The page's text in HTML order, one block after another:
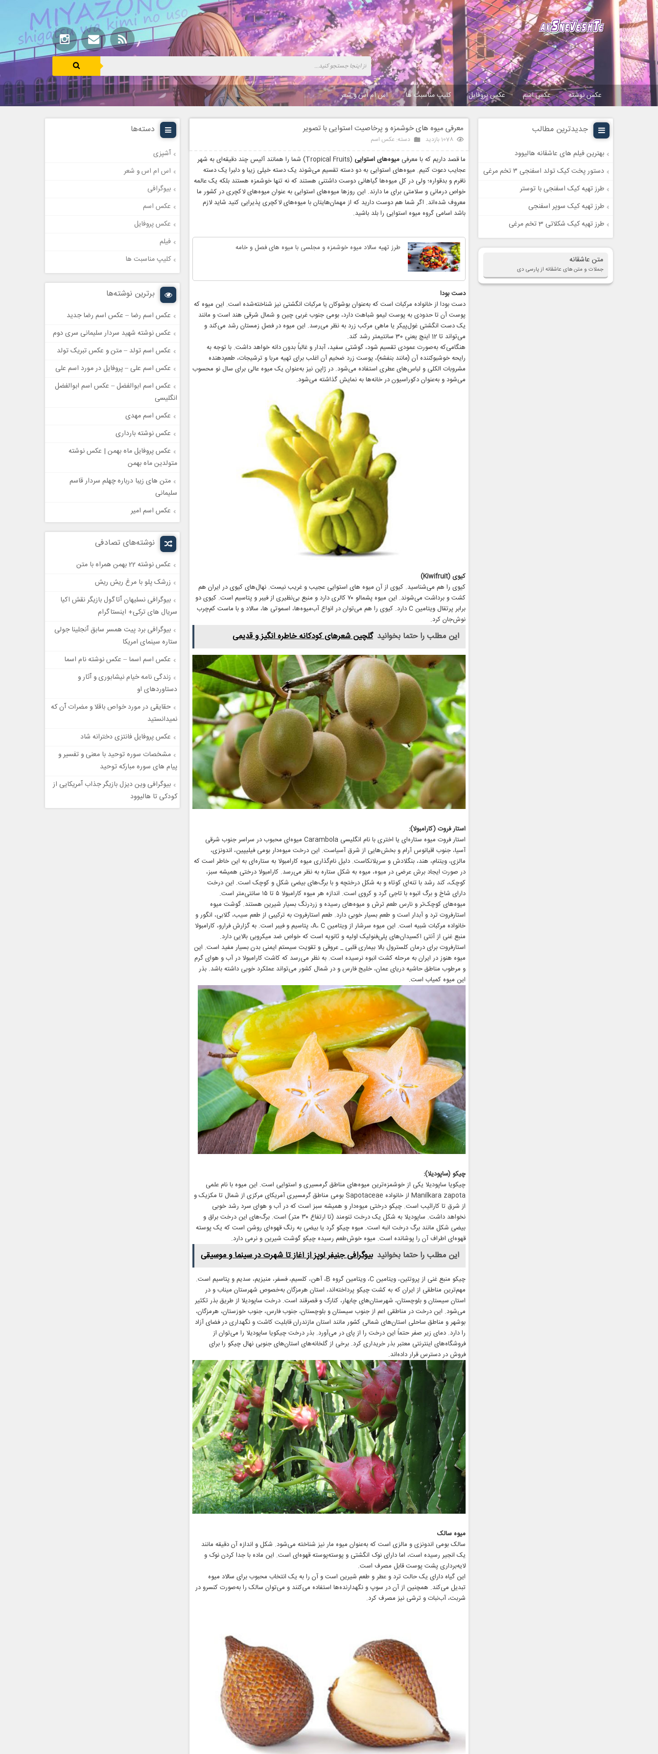
عکس نوشته عکس اسم عکس پروفایل کلیپ مناسبت ها اس ام اس و شعر
جدیدترین مطالب
بهترین فیلم های عاشقانه هالیوود
دستور پخت کیک تولد اسفنجی ۳ تخم مرغی
طرز تهیه کیک اسفنجی با توستر
طرز تهیه کیک سوپر اسفنجی
طرز تهیه کیک شکلاتی 3 تخم مرغی
متن عاشقانه
جملات و متن های عاشقانه از پارسی دی
معرفی میوه های خوشمزه و پرخاصیت استوایی با تصویر
1078 بازدید دسته: عکس اسم
ما قصد داریم که با معرفی میوه‌های استوایی
(Tropical Fruits) شما را همانند آلیس چند دقیقه‌ای به شهر
عجایب دعوت کنیم. میوه‌های استوایی به دو دسته تقسیم می‌شوند یک دسته خیلی زیبا و دلبرا یک دسته
نافرم و بدقواره؛ ولی در کل میوه‌ها گیاهانی دوست داشتنی هستند که نه تنها خوشمزه هستند بلکه یک عالمه
خواص درمانی و سلامتی برای ما دارند. این روزها میوه‌های استوایی به عنوان میوه‌های لاکچری در کشور ما
معروف شده‌اند. اگر شما هم دوست دارید که از مهمان‌هایتان با میوه‌های لاکچری پذیرایی کنید شاید لازم
باشد اسامی گروه میوه استوایی را بلد باشید.
طرز تهیه سالاد میوه خوشمزه و مجلسی با میوه های فصل و خامه
دست بودا
دست بودا از خانواده مرکبات است که به‌عنوان بوشوکان یا مرکبات انگشتی نیز شناخته‌شده است. این میوه که
پوست آن تا حدودی به پوست لیمو شباهت دارد، بومی جنوب غربی چین و شمال شرقی هند است و مانند
یک دست انگشتی غول‌پیکر یا ماهی مرکب زرد به نظر می‌رسد. این میوه در فصل زمستان رشد می‌کند و
می‌تواند تا 12 اینچ یعنی 30 سانتیمتر رشد کند.
هنگامی‌که به‌صورت عمودی تقسیم شود، گوشتی سفید، آبدار و غالباً بدون دانه خواهد داشت. با توجه به
رایحه خوشبوکننده آن (مانند بنفشه)، پوست زرد ضخیم آن اغلب برای تهیه مربا و ترشیجات، طعم‌دهنده
مشروبات الکلی و لباس‌های عطری استفاده می‌شود. در ژاپن نیز به‌عنوان یک میوه عالی برای سال نو محسوب
می‌شود و به‌عنوان دکوراسیون در خانه‌ها به نمایش گذاشته می‌شود.
کیوی (Kiwifruit)
کیوی را هم می‌شناسید. کیوی از آن میوه های استوایی عجیب و غریب نیست. نهال‌های کیوی در ایران هم
کشت و برداشت می‌شوند. این میوه پشمالو ۷۰ کالری دارد و منبع بی‌نظیری از فیبر و پتاسیم است. کیوی دو
برابر پرتقال ویتامین C دارد. کیوی را هم می‌توان در انواع آب‌میوه‌ها، اسموتی ها، سالاد و با ماست کم‌چرب
نوش‌جان کرد.
این مطلب را حتما بخوانید گلچین شعرهای کودکانه خاطره انگیز و قدیمی
استار فروت (کارامبولا):
استار فروت میوه ستاره‌ای یا اختری با نام انگلیسی Carambola میوه‌ای محبوب در سراسر جنوب شرقی
آسیا، جنوب اقیانوس آرام و بخش‌هایی از شرق آسیاست. این درخت میوه‌دار بومی فیلیپین، اندونزی،
مالزی، ویتنام، هند، بنگلادش و سریلانکاست. دلیل نام‌گذاری میوه کارامبولا به ستاره‌ای به این خاطر است که
در صورت ایجاد برش عرضی در میوه، میوه به شکل ستاره به نظر می‌رسد. کارامبولا درختی همیشه سبز،
کوچک، کند رشد با تنه‌ای کوتاه و به شکل درختچه و با برگ‌های بیضی شکل و کوچک است. این درخت
دارای شاخ و برگ انبوه با تاجی گرد و کروی است. اندازه هر میوه کارامبولا ۵ تا ۱۵ سانتی‌متر است.
میوه‌های کوچک‌تر و نارس طعم ترش و میوه‌های رسیده و زردرنگ بسیار شیرین هستند. گوشت میوه
استارفروت ترد و آبدار است و طعم بسیار خوبی دارد. طعم استارفروت به ترکیبی از طعم سیب، گلابی، انگور و
خانواده مرکبات شبیه است. این میوه سرشار از ویتامین A، C، پتاسیم و فیبر است. به گزارش فرارو، کارامبولا
منبع غنی از آنتی اکسیدان‌های پلی‌فنولیک اولیه و ثانویه است که خواص ضد میکروبی بالایی دارد.
استارفروت برای درمان کلسترول بالا بیماری قلبی _ عروقی و تقویت سیستم ایمنی بدن بسیار مفید است. این
میوه هنوز در ایران به مرحله کشت انبوه نرسیده است. به نظر می‌رسد که کاشت کارامبولا در آب و هوای گرم
و مرطوب مناطق حاشیه دریای عمان، خلیج فارس و در شمال کشور می‌تواند عملکرد خوبی داشته باشد. بذر
این میوه کمیاب است.
چیکو (ساپودیلا):
چیکویا ساپودیلا یکی از خوشمزه‌ترین میوه‌های مناطق گرمسیری و استوایی است. این میوه با نام علمی
Manilkara zapota از خانواده Sapotaceae بومی مناطق گرمسیری آمریکای مرکزی از شمال تا مکزیک و
از شرق تا کارائیب است. چیکو درختی میوه‌دار و همیشه سبز است که در آب و هوای سرد رشد خوبی
نخواهد داشت. ساپودیلا به شکل یک درخت تنومند (تا ارتفاع ۳۰ متر) است. برگ‌های این درخت براق و
بیضی شکل مانند برگ درخت انبه است. میوه چیکو گرد یا بیضی به رنگ قهوه‌ای روشن است که یک پوسته
قهوه‌ای اطراف آن را پوشانده است. میوه خوش‌طعم رسیده چیکو گوشت شیرین و نرمی دارد.
این مطلب را حتما بخوانید بیوگرافی جنیفر لوپز از آغاز تا شهرت در سینما و موسیقی
چیکو منبع غنی از پروتئین، ویتامین C، ویتامین گروه B، آهن، کلسیم، فسفر، منیزیم، سدیم و پتاسیم است.
مهم‌ترین مناطقی از ایران که به کشت چیکو پرداخته‌اند، استان هرمزگان به‌خصوص شهرستان میناب و در
استان سیستان و بلوچستان، شهرستان‌های چابهار، کنارک و قصرقند است. درخت ساپودیلا از طریق بذر تکثیر
می‌شود. این درخت در مناطقی اعم از جنوب سیستان و بلوچستان، جنوب فارس، جنوب خوزستان، هرمزگان،
بوشهر و مناطق ساحلی استان‌های شمالی کشور مانند استان مازندران قابلیت کاشت و نگهداری در فضای آزاد
را دارد. دمای زیر صفر حتماً این درخت را از پای در می‌آورد. بذر درخت چیکویا ساپودیلا را می‌توان از
فروشگاه‌های اینترنتی معتبر بذر خریداری کرد. برخی از گلخانه‌های استان‌های جنوبی نهال چیکو را برای
فروش در دسترس قرار داده‌اند.
میوه سالک
سالک بومی اندونزی و مالزی است که به‌عنوان میوه مار نیز شناخته می‌شود. شکل و اندازه آن دقیقه مانند
یک انجیر رسیده است، اما دارای نوک انگشتی و پوسته‌پوسته قهوه‌ای است. این ماده با جدا کردن نوک و
لایه‌برداری پشت پوست قابل مصرف است.
این گیاه دارای یک حالت ترد و عطر و طعم شیرین است و آن را به یک انتخاب محبوب برای سالاد میوه
تبدیل می‌کند. همچنین از آن در سوپ و نگهدارنده‌ها استفاده می‌کنند و می‌توان سالک را به‌صورت کنسرو در
شربت، آب‌نبات و ترشی نیز مصرف کرد.
دسته‌ها
آشپزی
اس ام اس و شعر
بیوگرافی
عکس اسم
عکس پروفایل
فیلم
کلیپ مناسبت ها
برترین نوشته‌ها
عکس اسم رضا – عکس اسم رضا جدید
عکس نوشته شهید سردار سلیمانی سری دوم
عکس اسم تولد – متن و عکس تبریک تولد
عکس اسم علی – پروفایل در مورد اسم علی
عکس اسم ابوالفضل – عکس اسم ابوالفضل
انگلیسی
عکس اسم مهدی
عکس نوشته بارداری
عکس پروفایل ماه بهمن | عکس نوشته
متولدین ماه بهمن
متن های زیبا درباره چهلم سردار قاسم
سلیمانی
عکس اسم امیر
نوشته‌های تصادفی
عکس نوشته 22 بهمن همراه با متن
زرشک پلو با مرغ ریش ریش
بیوگرافی نسلیهان آتاگول بازیگر نقش اکیا
سریال های ترکی+ اینستاگرام
بیوگرافی برد پیت همسر سابق آنجلینا جولی
ستاره سینمای امریکا
عکس اسم اسما – عکس نوشته نام اسما
زندگی نامه خیام نیشابوری و آثار و
دستاوردهای او
حقایقی در مورد خواص باقلا و مضرات آن که
نمیدانستید
عکس پروفایل فانتزی دخترانه شاد
مشخصات سوره توحید با معنی و تفسیر و
پیام های سوره مبارکه توحید
بیوگرافی وین دیزل بازیگر جذاب آمریکایی از
کودکی تا هالیوود